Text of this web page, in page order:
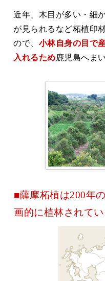
近年、木目が多い・細
が見られるなど柘植印
ので、 小林自身の目で
入れるため鹿児島へま
■薩摩柘植は200年
画的に植林されて